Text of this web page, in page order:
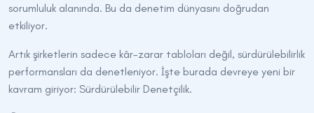
sorumluluk alanında. Bu da denetim dünyasını doğrudan
etkiliyor.
Artık şirketlerin sadece kâr-zarar tabloları değil, sürdürülebilirlik
performansları da denetleniyor. İşte burada devreye yeni bir
kavram giriyor: Sürdürülebilir Denetçilik.